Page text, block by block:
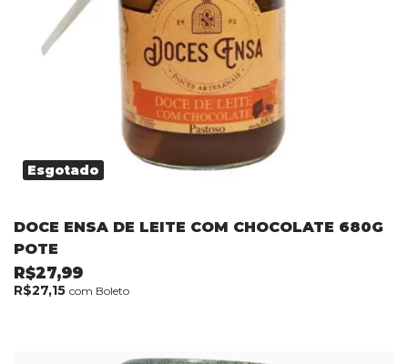
Esgotado
DOCE ENSA DE LEITE COM CHOCOLATE 680G
POTE
R$27,99
R$27,15 com Boleto